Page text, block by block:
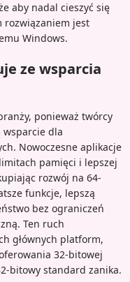
aby nadal cieszyć się
rozwiązaniem jest
Windows.
ze wsparcia
ponieważ twórcy
dla
Nowoczesne aplikacje
pamięci i lepszej
rozwój na 64-
funkcje, lepszą
bez ograniczeń
Ten ruch
głównych platform,
32-bitowej
bitowy standard zanika.